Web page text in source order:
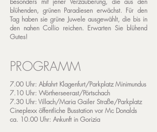
blühenden, grünen Paradiesen erwächst. Für den
Tag haben sie grüne Juwele ausgewählt, die bis in
den nahen Collio reichen. Erwarten Sie blühend
Gutes!
PROGRAMM
7.00 Uhr: Abfahrt Klagenfurt/Parkplatz Minimundus
7.10 Uhr: Wörtherseerast/Pörtschach
7.30 Uhr: Villach/Maria Gailer Straße/Parkplatz
Cineplexx öffentliche Busstation vor Mc Donalds
ca. 10.00 Uhr: Ankunft in Gorizia